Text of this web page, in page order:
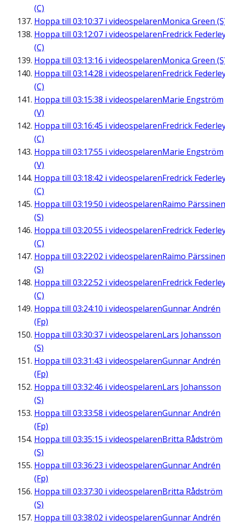
(C)
Hoppa till 03:10:37 i videospelarenMonica Green
Hoppa till 03:12:07 i videospelarenFredrick
(C)
Hoppa till 03:13:16 i videospelarenMonica Green
Hoppa till 03:14:28 i videospelarenFredrick
(C)
Hoppa till 03:15:38 i videospelarenMarie Engström
(V)
Hoppa till 03:16:45 i videospelarenFredrick
(C)
Hoppa till 03:17:55 i videospelarenMarie Engström
(V)
Hoppa till 03:18:42 i videospelarenFredrick
(C)
Hoppa till 03:19:50 i videospelarenRaimo Pärssinen
(S)
Hoppa till 03:20:55 i videospelarenFredrick
(C)
Hoppa till 03:22:02 i videospelarenRaimo Pärssinen
(S)
Hoppa till 03:22:52 i videospelarenFredrick
(C)
Hoppa till 03:24:10 i videospelarenGunnar Andrén
(Fp)
Hoppa till 03:30:37 i videospelarenLars Johansson
(S)
Hoppa till 03:31:43 i videospelarenGunnar Andrén
(Fp)
Hoppa till 03:32:46 i videospelarenLars Johansson
(S)
Hoppa till 03:33:58 i videospelarenGunnar Andrén
(Fp)
Hoppa till 03:35:15 i videospelarenBritta Rådström
(S)
Hoppa till 03:36:23 i videospelarenGunnar Andrén
(Fp)
Hoppa till 03:37:30 i videospelarenBritta Rådström
(S)
Hoppa till 03:38:02 i videospelarenGunnar Andrén